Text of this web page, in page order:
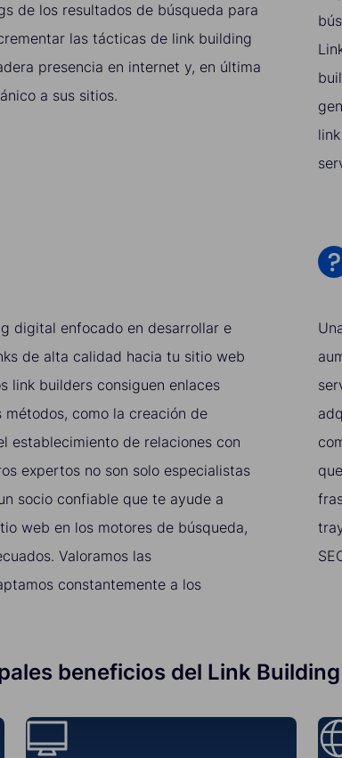
de los resultados de búsqueda para
las tácticas de link building
presencia en internet y, en última
a sus sitios.
digital enfocado en desarrollar e
de alta calidad hacia tu sitio web
link builders consiguen enlaces
como la creación de
establecimiento de relaciones con
expertos no son solo especialistas
socio confiable que te ayude a
web en los motores de búsqueda,
Valoramos las
constantemente a los
beneficios del Link